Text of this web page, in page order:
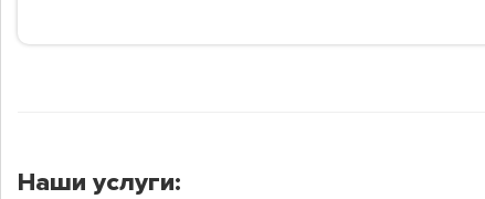
Наши услуги: